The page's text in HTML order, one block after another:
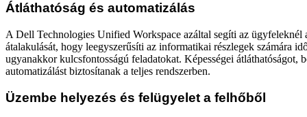
Átláthatóság és automatizálás
A Dell Technologies Unified Workspace azáltal segíti az ügyfeleknél
átalakulását, hogy leegyszerűsíti az informatikai részlegek számára
ugyanakkor kulcsfontosságú feladatokat. Képességei átláthatóságot,
automatizálást biztosítanak a teljes rendszerben.
Üzembe helyezés és felügyelet a felhőből